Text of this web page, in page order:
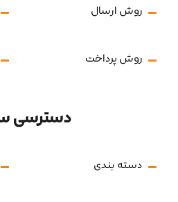
روش ارسال
روش پرداخت
دسترسی
دسته بندی